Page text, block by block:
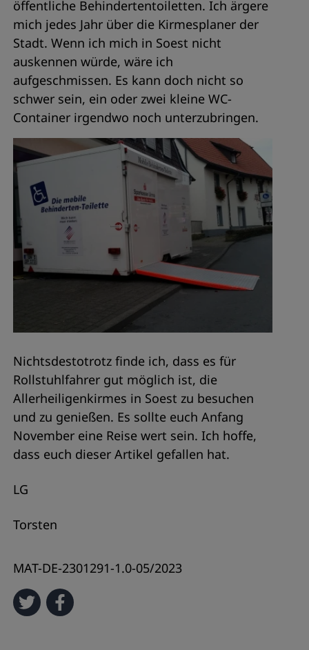
öffentliche Behindertentoiletten. Ich ärgere
mich jedes Jahr über die Kirmesplaner der
Stadt. Wenn ich mich in Soest nicht
auskennen würde, wäre ich
aufgeschmissen. Es kann doch nicht so
schwer sein, ein oder zwei kleine WC-
Container irgendwo noch unterzubringen.
Nichtsdestotrotz finde ich, dass es für
Rollstuhlfahrer gut möglich ist, die
Allerheiligenkirmes in Soest zu besuchen
und zu genießen. Es sollte euch Anfang
November eine Reise wert sein. Ich hoffe,
dass euch dieser Artikel gefallen hat.
LG
Torsten
MAT-DE-2301291-1.0-05/2023